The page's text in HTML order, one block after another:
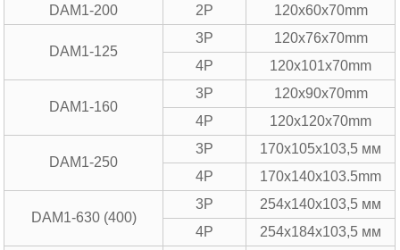
DAM1-200
2P 120x60x70mm
DAM1-125
3P
120x76x70mm
4P
120x101x70mm
DAM1-160
3P
120x90x70mm
4P
120x120x70mm
DAM1-250
3P
170х105х103,5 мм
4P
170x140x103.5mm
DAM1-630 (400)
3P
254x140x103,5 мм
4P
254x184x103,5 мм